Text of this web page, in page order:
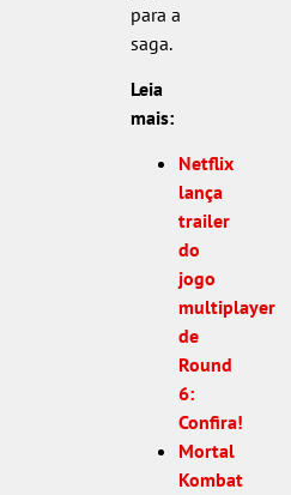
para a
saga.
Leia
mais:
Netflix
lança
trailer
do
jogo
multiplayer
de
Round
6:
Confira!
Mortal
Kombat